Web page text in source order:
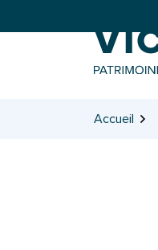
Accueil